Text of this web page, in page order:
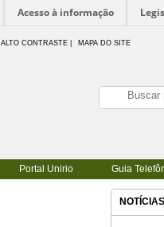
Acesso à informação
ALTO CONTRASTE | MAPA DO SITE
Portal Unirio
Guia
NOTÍCIAS